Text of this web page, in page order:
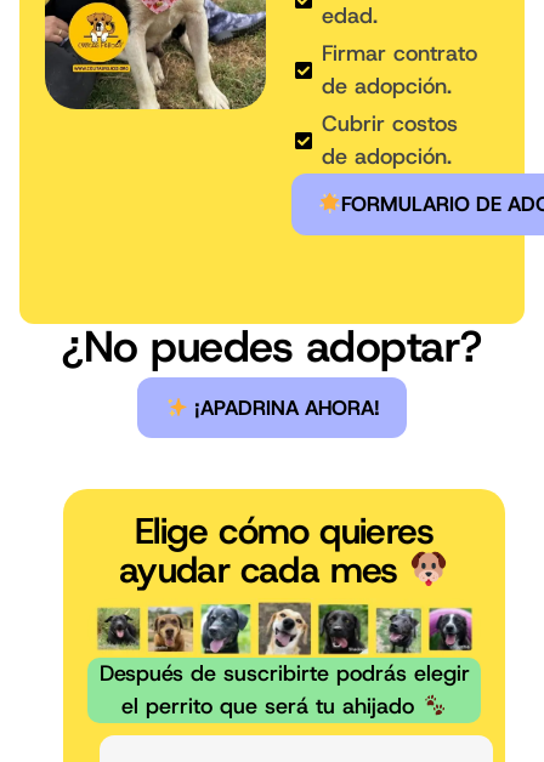
edad.
Firmar contrato
de adopción.
Cubrir costos
de adopción.
FORMULARIO DE
¿No puedes adoptar?
¡APADRINA AHORA!
Elige cómo quieres
ayudar cada mes
Después de suscribirte podrás elegir
el perrito que será tu ahijado